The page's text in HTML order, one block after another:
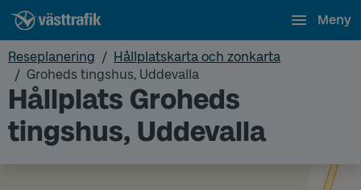
Meny
Reseplanering
Hållplatskarta och zonkarta
Groheds tingshus, Uddevalla
Hållplats Groheds
tingshus, Uddevalla